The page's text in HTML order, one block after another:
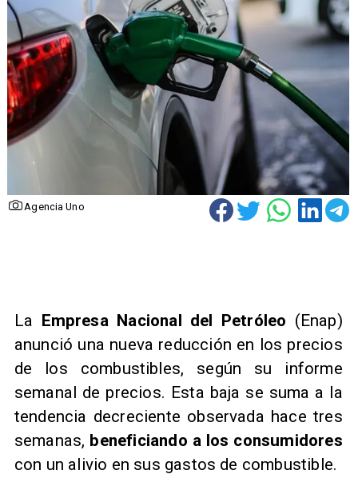
Agencia Uno
La Empresa Nacional del Petróleo (Enap)
anunció una nueva reducción en los precios
de los combustibles, según su informe
semanal de precios. Esta baja se suma a la
tendencia decreciente observada hace tres
semanas, beneficiando a los consumidores
con un alivio en sus gastos de combustible.